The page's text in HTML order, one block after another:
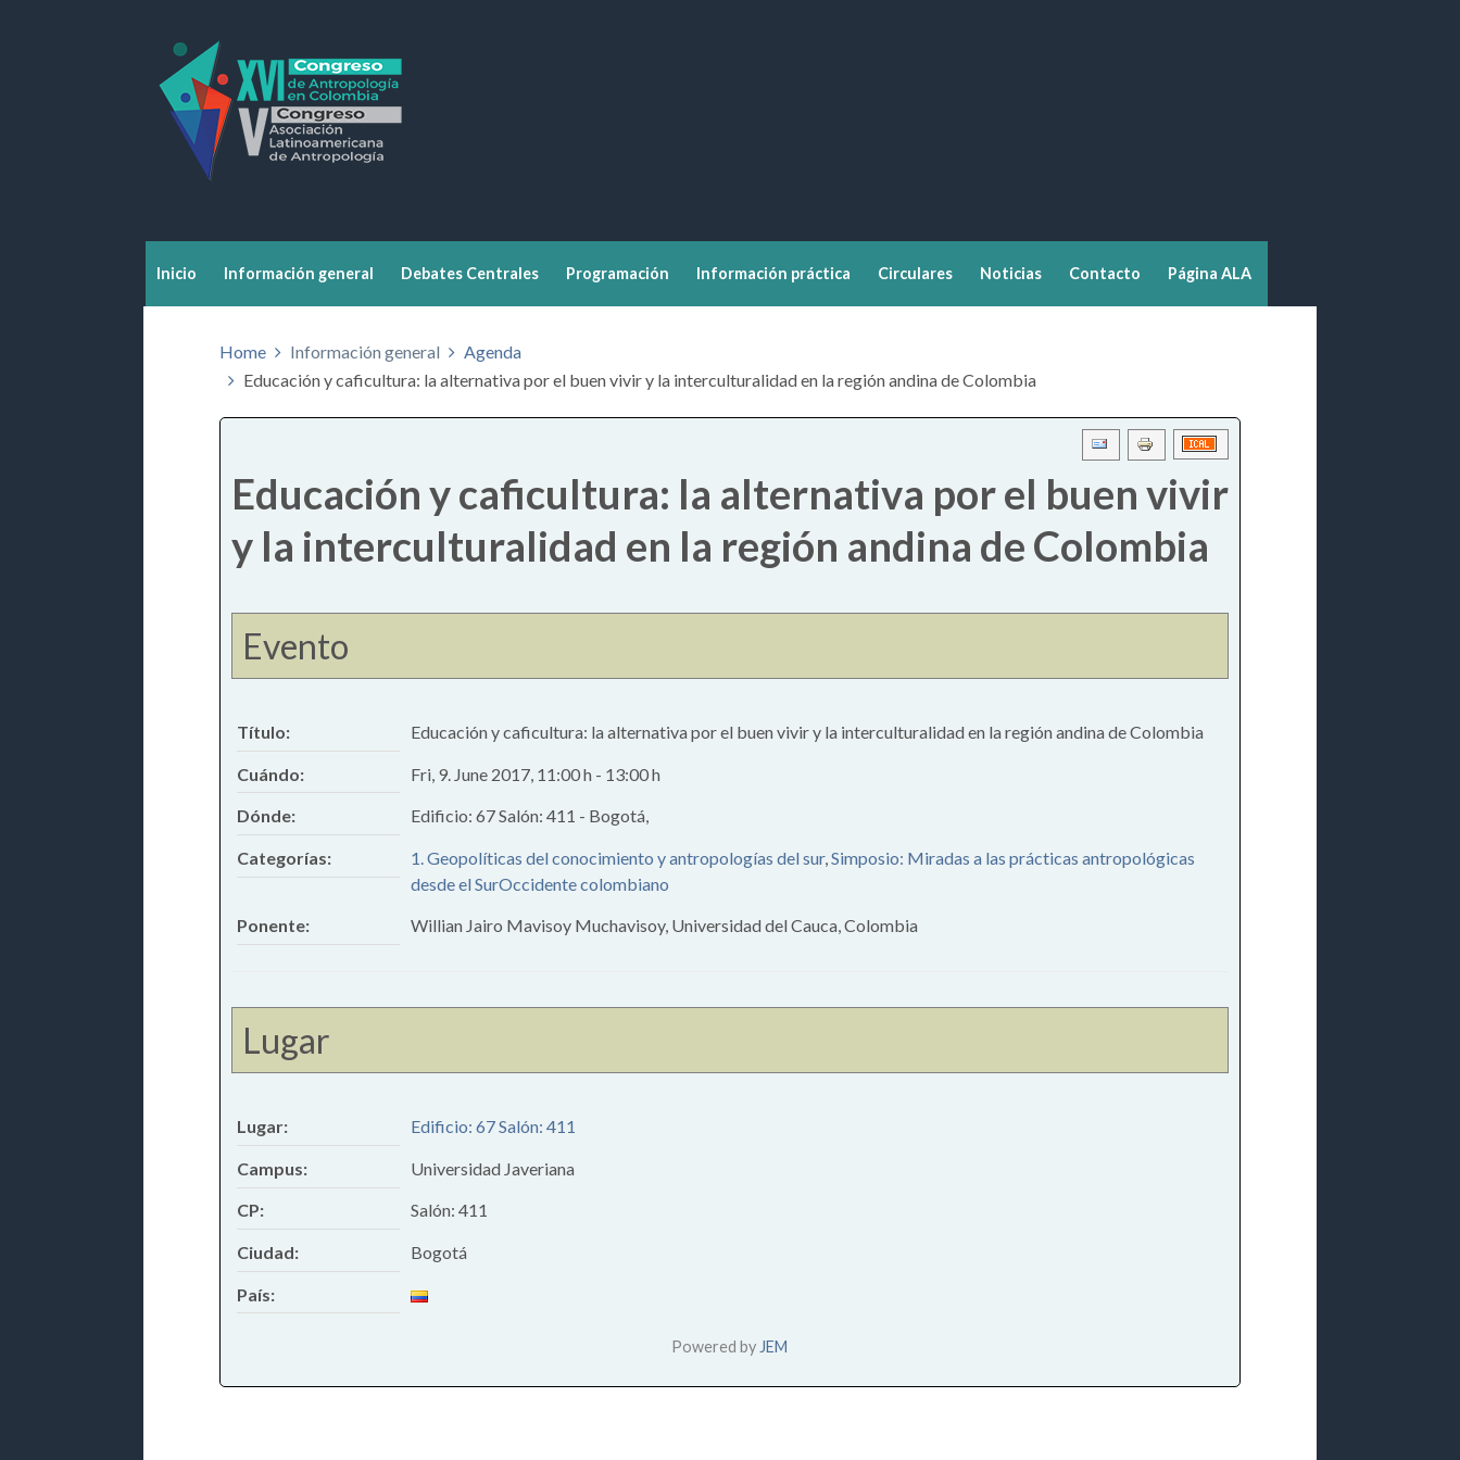
Inicio Información general Debates Centrales Programación Información práctica Circulares Noticias Contacto Página ALA
Home Información general
Agenda
Educación y caficultura: la alternativa por el buen vivir y la interculturalidad en la región andina de Colombia
Educación y caficultura: la alternativa por el buen vivir
y la interculturalidad en la región andina de Colombia
Evento
Título: Educación y caficultura: la alternativa por el buen vivir y la interculturalidad en la región andina de Colombia
Cuándo: Fri, 9. June 2017, 11:00 h- 13:00 h
Dónde: Edificio: 67 Salón: 411 - Bogotá,
Categorías: 1. Geopolíticas del conocimiento y antropologías del sur, Simposio: Miradas a las prácticas antropológicas
desde el SurOccidente colombiano
Ponente: Willian Jairo Mavisoy Muchavisoy, Universidad del Cauca, Colombia
Lugar
Lugar: Edificio: 67 Salón: 411
Campus: Universidad Javeriana
CP: Salón: 411
Ciudad: Bogotá
País:
Powered by JEM